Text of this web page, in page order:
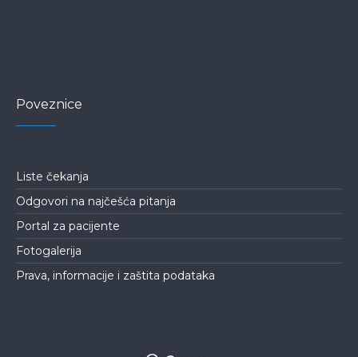
Poveznice
Liste čekanja
Odgovori na najčešća pitanja
Portal za pacijente
Fotogalerija
Prava, informacije i zaštita podataka